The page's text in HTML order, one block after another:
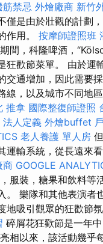
筋禁忌 外燴廠商 新竹
僅是由於壯觀的計劃
作用。 按摩師證照班
間，科隆啤酒，
狂歡節菜單。 由於運
交通增加，因此需要
線，以及城市不同地
推拿 國際整復師證照
法人定義 外燴buffet
老人養護 單人房
運輸系統，從長遠來
商 GOOGLE
服裝，糖果和飲料等
。 樂隊和其他表演者
地吸引觀眾的狂歡節氛
碎屑花狂歡節是一年
相以來，該活動幾乎